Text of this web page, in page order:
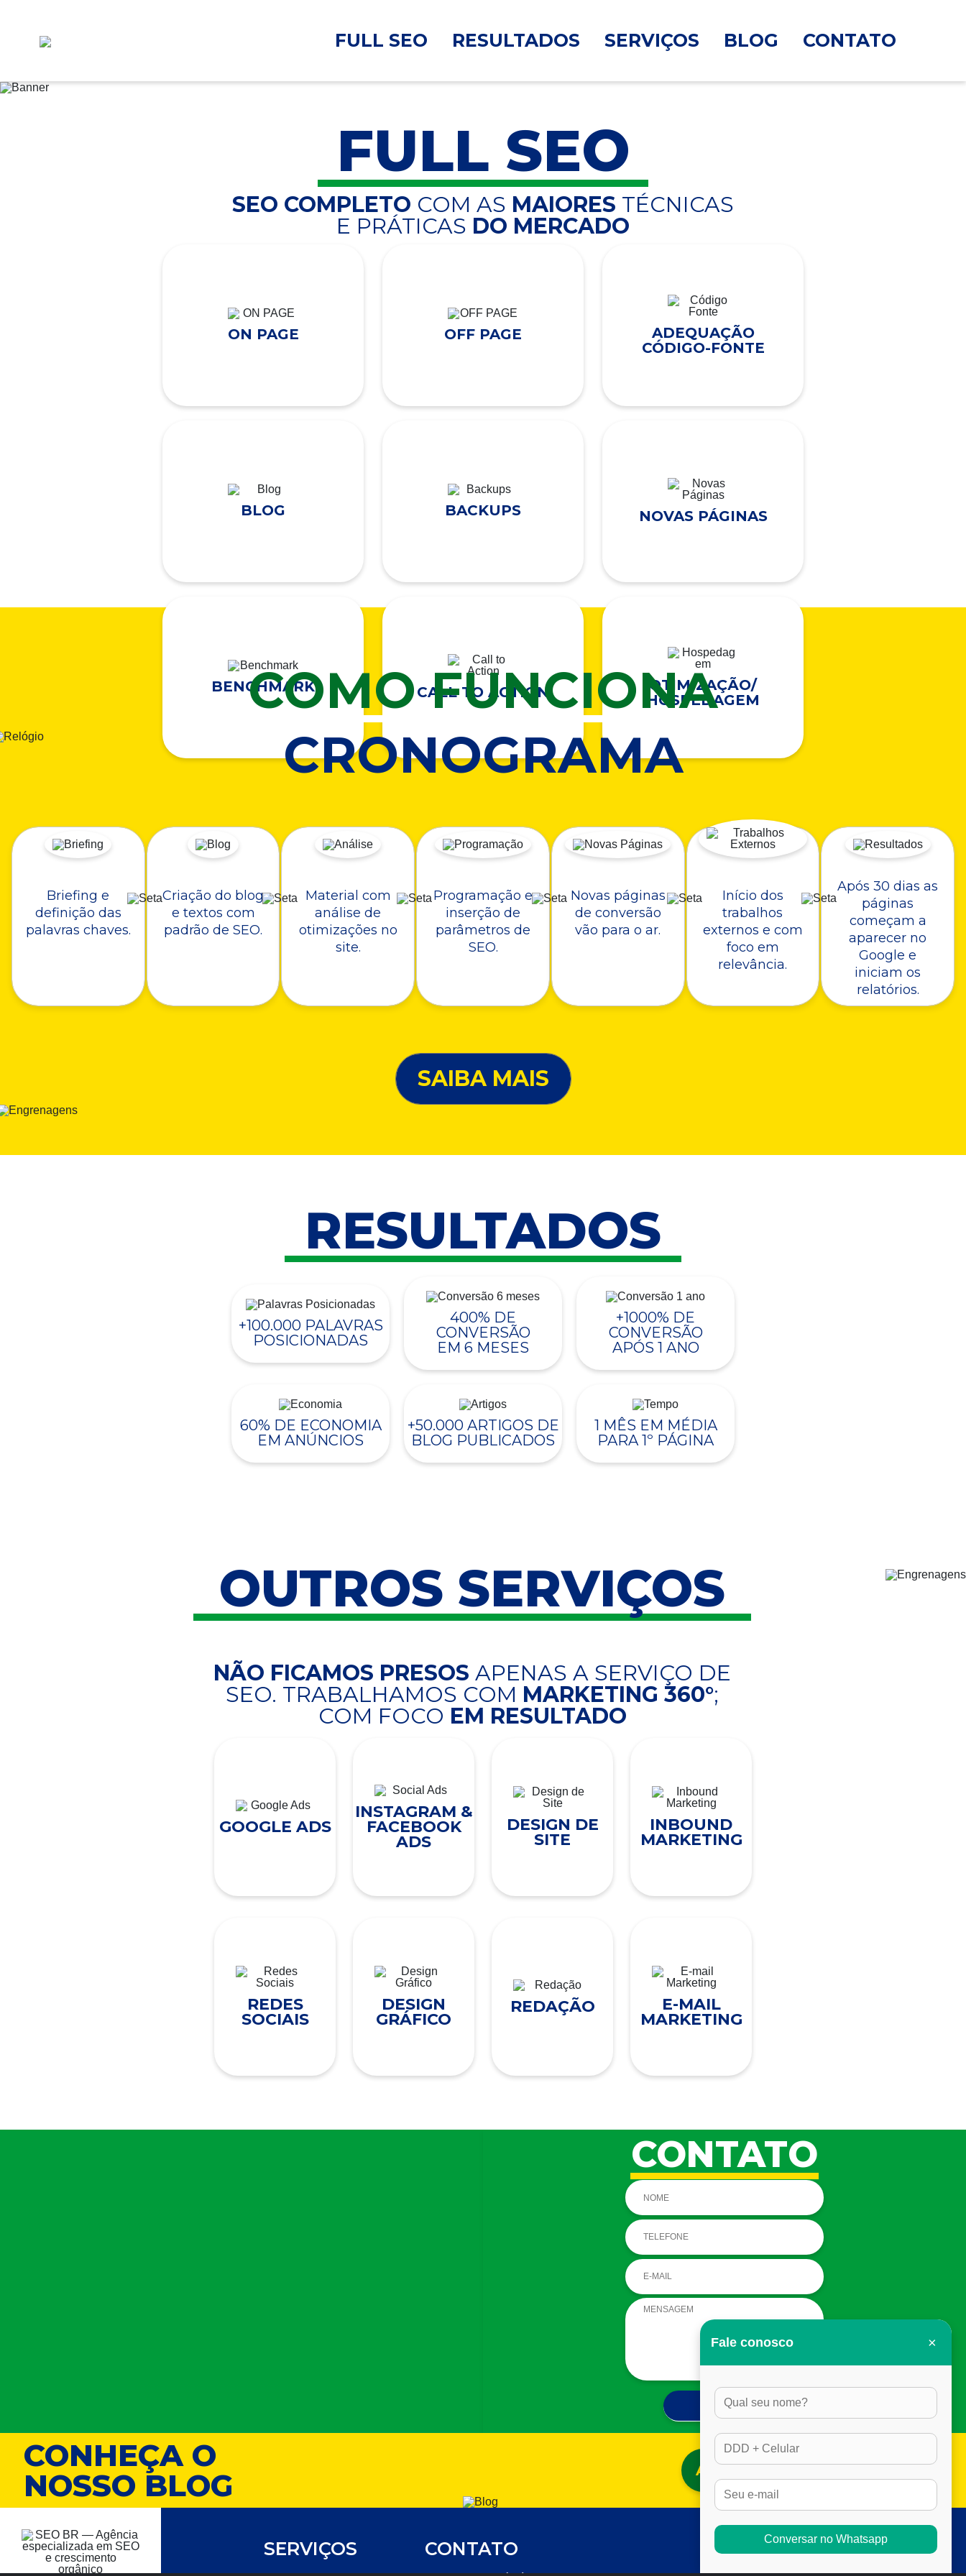
FULL SEO RESULTADOS SERVIÇOS BLOG CONTATO
FULL SEO
SEO COMPLETO COM AS MAIORES TÉCNICAS
E PRÁTICAS DO MERCADO
ON PAGE OFF PAGE
ADEQUAÇÃO
CÓDIGO-FONTE
BLOG BACKUPS NOVAS PÁGINAS
BENCHMARK CALL TO ACTION
OTIMIZAÇÃO/
HOSPEDAGEM
COMO FUNCIONA
CRONOGRAMA
Briefing e
definição das
palavras chaves.
Criação do blog
e textos com
padrão de SEO.
Material com
análise de
otimizações no
site.
Programação e
inserção de
parâmetros de
SEO.
Novas páginas
de conversão
vão para o ar.
Início dos
trabalhos
externos e com
foco em
relevância.
Após 30 dias as
páginas
começam a
aparecer no
Google e
iniciam os
relatórios.
SAIBA MAIS
RESULTADOS
+100.000 PALAVRAS
POSICIONADAS
400% DE
CONVERSÃO
EM 6 MESES
+1000% DE
CONVERSÃO
APÓS 1 ANO
60% DE ECONOMIA
EM ANÚNCIOS
+50.000 ARTIGOS DE
BLOG PUBLICADOS
1 MÊS EM MÉDIA
PARA 1º PÁGINA
OUTROS SERVIÇOS
NÃO FICAMOS PRESOS APENAS A SERVIÇO DE
SEO. TRABALHAMOS COM MARKETING 360°;
COM FOCO EM RESULTADO
GOOGLE ADS
INSTAGRAM &
FACEBOOK
ADS
DESIGN DE
SITE
INBOUND
MARKETING
REDES
SOCIAIS
DESIGN
GRÁFICO
REDAÇÃO E-MAIL
MARKETING
CONTATO
CONHEÇA O
NOSSO BLOG
ACESSAR BLOG
SERVIÇOS CONTATO
Fale conosco ×
Conversar no Whatsapp